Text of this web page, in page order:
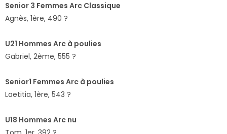
Senior 3 Femmes Arc Classique
Agnès, 1ère, 490 ?
U21 Hommes Arc à poulies
Gabriel, 2ème, 555 ?
Senior1 Femmes Arc à poulies
Laetitia, 1ère, 543 ?
U18 Hommes Arc nu